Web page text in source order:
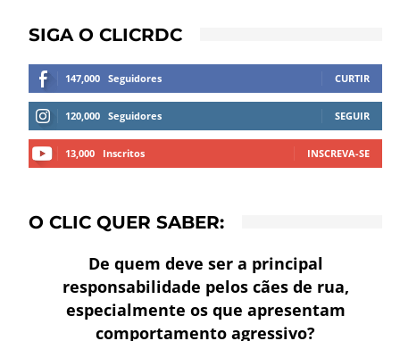
SIGA O CLICRDC
147,000 Seguidores CURTIR
120,000 Seguidores SEGUIR
13,000 Inscritos INSCREVA-SE
O CLIC QUER SABER:
De quem deve ser a principal
responsabilidade pelos cães de rua,
especialmente os que apresentam
comportamento agressivo?